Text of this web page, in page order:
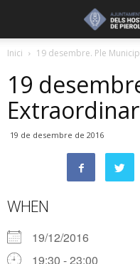
Inici 19 desembre. Ple
19
19 de desembre de 2016
WHEN
19/12/2016
19:30 - 23:00